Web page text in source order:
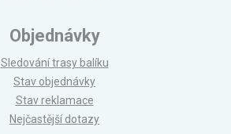
Objednávky
Sledování trasy balíku
Stav objednávky
Stav reklamace
Nejčastější dotazy